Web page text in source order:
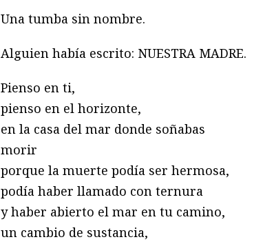
Una tumba sin nombre.
Alguien había escrito: NUESTRA MADRE.
Pienso en ti,
pienso en el horizonte,
en la casa del mar donde soñabas
morir
porque la muerte podía ser hermosa,
podía haber llamado con ternura
y haber abierto el mar en tu camino,
un cambio de sustancia,